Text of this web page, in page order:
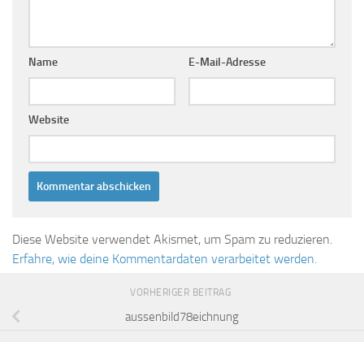
Name E-Mail-Adresse
Website
Diese Website verwendet Akismet, um Spam zu reduzieren.
Erfahre, wie deine Kommentardaten verarbeitet werden.
VORHERIGER BEITRAG
aussenbild78eichnung